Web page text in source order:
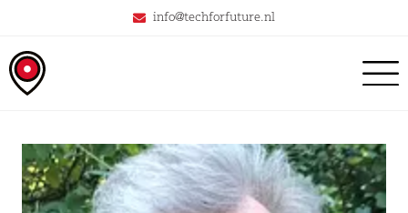
info@techforfuture.nl